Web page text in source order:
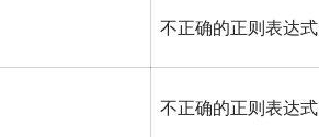
不正确的正则表达式
不正确的正则表达式